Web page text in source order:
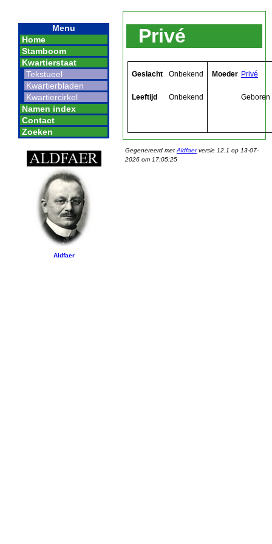
Menu
Home
Stamboom
Kwartierstaat
Tekstueel
Kwartierbladen
Kwartiercirkel
Namen index
Contact
Zoeken
Aldfaer
Privé
Geslacht Onbekend
Leeftijd Onbekend
Moeder Privé
Geboren
Gegenereerd met Aldfaerversie 12.1 op 13-07-
2026 om 17:05:25